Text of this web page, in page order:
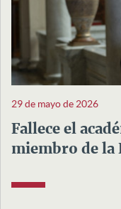
29 de mayo de 2026
Fallece el
miembro de la